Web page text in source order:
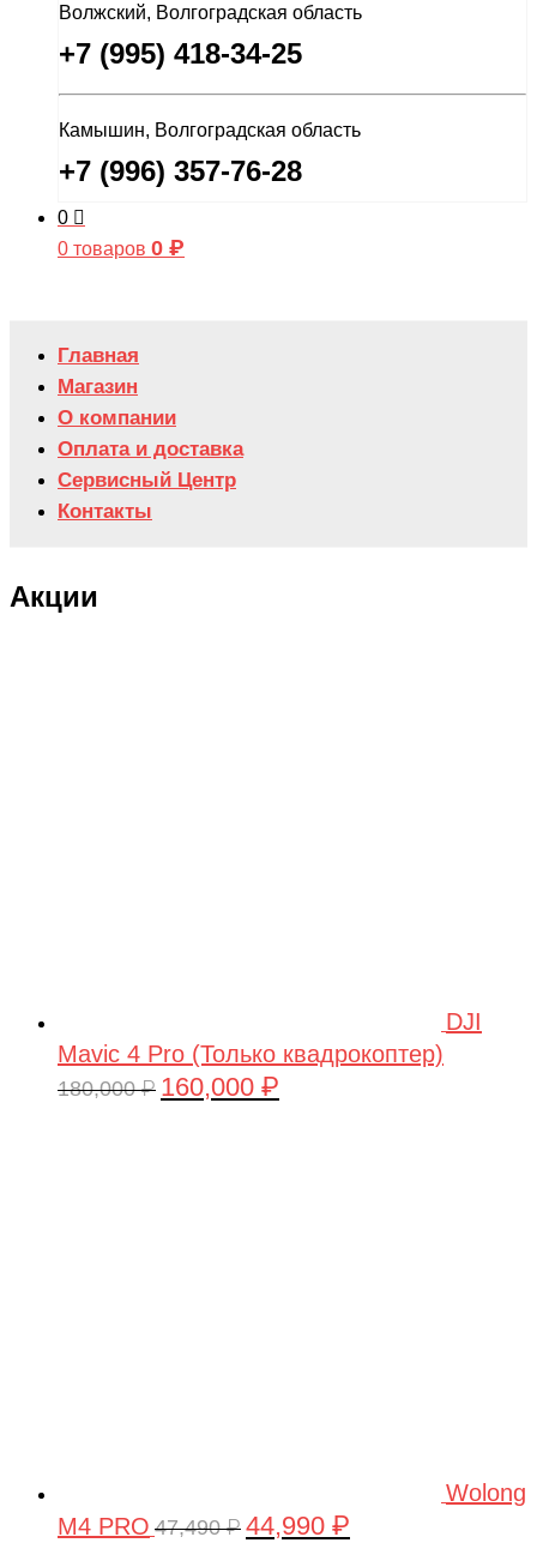
Волжский, Волгоградская область
+7 (995) 418-34-25
Камышин, Волгоградская область
+7 (996) 357-76-28
0
0 товаров 0 ₽
Главная
Магазин
О компании
Оплата и доставка
Сервисный Центр
Контакты
Акции
DJI
Mavic 4 Pro (Только квадрокоптер)
180,000₽ Первоначальная
160,000 ₽
Wolong
M4 PRO 47,490₽ Первоначальная
44,990 ₽